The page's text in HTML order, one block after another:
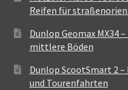
Reifen für
Dunlop Geomax MX34
mittlere Böden
Dunlop ScootSmart 2
und Tourenfahrten